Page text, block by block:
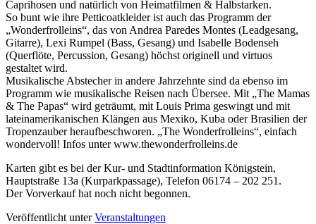
Caprihosen und natürlich von Heimatfilmen & Halbstarken.
So bunt wie ihre Petticoatkleider ist auch das Programm der
„Wonderfrolleins“, das von Andrea Paredes Montes (Leadgesang,
Gitarre), Lexi Rumpel (Bass, Gesang) und Isabelle Bodenseh
(Querflöte, Percussion, Gesang) höchst originell und virtuos
gestaltet wird.
Musikalische Abstecher in andere Jahrzehnte sind da ebenso im
Programm wie musikalische Reisen nach Übersee. Mit „The Mamas
& The Papas“ wird geträumt, mit Louis Prima geswingt und mit
lateinamerikanischen Klängen aus Mexiko, Kuba oder Brasilien der
Tropenzauber heraufbeschworen. „The Wonderfrolleins“, einfach
wondervoll! Infos unter www.thewonderfrolleins.de
Karten gibt es bei der Kur- und Stadtinformation Königstein,
Hauptstraße 13a (Kurparkpassage), Telefon 06174 – 202 251.
Der Vorverkauf hat noch nicht begonnen.
Veröffentlicht unter Veranstaltungen